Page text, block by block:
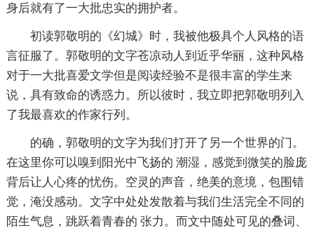
身后就有了一大批忠实的拥护者。
初读郭敬明的《幻城》时，我被他极具个人风格的语
言征服了。郭敬明的文字苍凉动人到近乎华丽，这种风格
对于一大批喜爱文学但是阅读经验不是很丰富的学生来
说，具有致命的诱惑力。所以彼时，我立即把郭敬明列入
了我最喜欢的作家行列。
的确，郭敬明的文字为我们打开了另一个世界的门。
在这里你可以嗅到阳光中飞扬的 潮湿，感觉到微笑的脸庞
背后让人心疼的忧伤。空灵的声音，绝美的意境，包围错
觉，淹没感动。文字中处处发散着与我们生活完全不同的
陌生气息，跳跃着青春的 张力。而文中随处可见的叠词、